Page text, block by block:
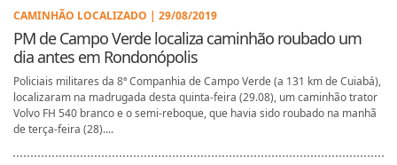
CAMINHÃO LOCALIZADO | 29/08/2019
PM de Campo Verde localiza caminhão roubado um
dia antes em Rondonópolis
Policiais militares da 8ª Companhia de Campo Verde (a 131 km de Cuiabá),
localizaram na madrugada desta quinta-feira (29.08), um caminhão trator
Volvo FH 540 branco e o semi-reboque, que havia sido roubado na manhã
de terça-feira (28)....